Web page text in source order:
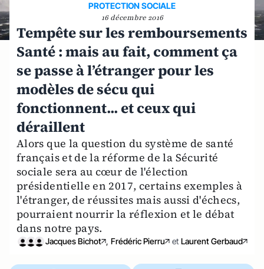
PROTECTION SOCIALE
16 décembre 2016
Tempête sur les remboursements
Santé : mais au fait, comment ça
se passe à l’étranger pour les
modèles de sécu qui
fonctionnent... et ceux qui
déraillent
Alors que la question du système de santé
français et de la réforme de la Sécurité
sociale sera au cœur de l'élection
présidentielle en 2017, certains exemples à
l'étranger, de réussites mais aussi d'échecs,
pourraient nourrir la réflexion et le débat
dans notre pays.
Jacques Bichot , Frédéric Pierru et Laurent Gerbaud